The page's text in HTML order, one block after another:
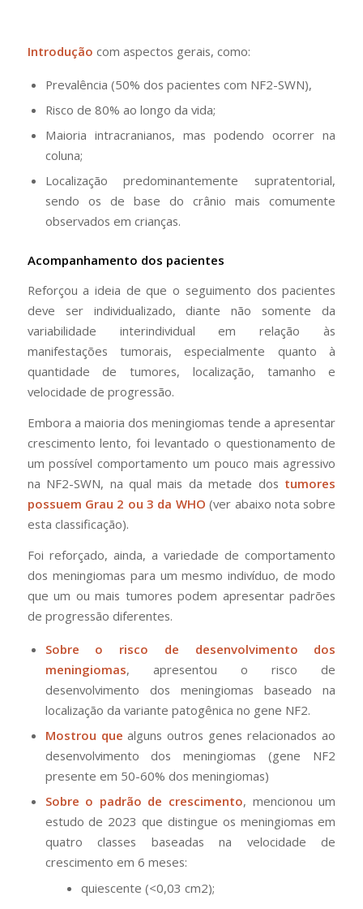
Introdução com aspectos gerais, como:
Prevalência (50% dos pacientes com NF2-SWN),
Risco de 80% ao longo da vida;
Maioria intracranianos, mas podendo ocorrer na
coluna;
Localização predominantemente supratentorial,
sendo os de base do crânio mais comumente
observados em crianças.
Acompanhamento dos pacientes
Reforçou a ideia de que o seguimento dos pacientes
deve ser individualizado, diante não somente da
variabilidade interindividual em relação às
manifestações tumorais, especialmente quanto à
quantidade de tumores, localização, tamanho e
velocidade de progressão.
Embora a maioria dos meningiomas tende a apresentar
crescimento lento, foi levantado o questionamento de
um possível comportamento um pouco mais agressivo
na NF2-SWN, na qual mais da metade dos tumores
possuem Grau 2 ou 3 da WHO (ver abaixo nota sobre
esta classificação).
Foi reforçado, ainda, a variedade de comportamento
dos meningiomas para um mesmo indivíduo, de modo
que um ou mais tumores podem apresentar padrões
de progressão diferentes.
Sobre o risco de desenvolvimento dos
meningiomas, apresentou o risco de
desenvolvimento dos meningiomas baseado na
localização da variante patogênica no gene NF2.
Mostrou quealguns outros genes relacionados ao
desenvolvimento dos meningiomas (gene NF2
presente em 50-60% dos meningiomas)
Sobre o padrão de crescimento, mencionou um
estudo de 2023 que distingue os meningiomas em
quatro classes baseadas na velocidade de
crescimento em 6 meses:
quiescente (<0,03 cm2);